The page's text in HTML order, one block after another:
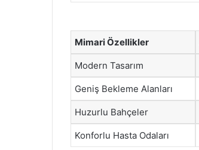
Mimari Özellikler
Modern Tasarım
Geniş Bekleme Alanları
Huzurlu Bahçeler
Konforlu Hasta Odaları